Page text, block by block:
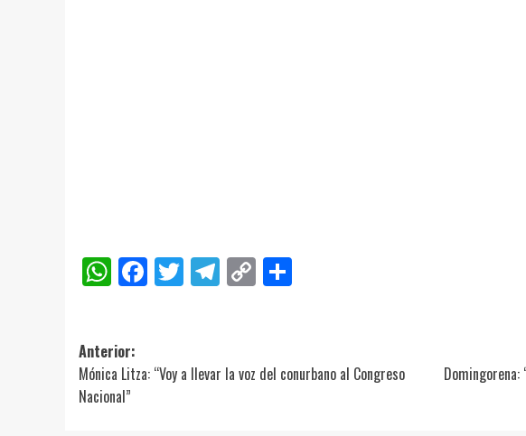
WhatsApp
Facebook
Twitter
Telegram
Copy
Navegación
de
entradas
Anterior:
Mónica Litza: “Voy a llevar la voz del conurbano al Congreso
Nacional”